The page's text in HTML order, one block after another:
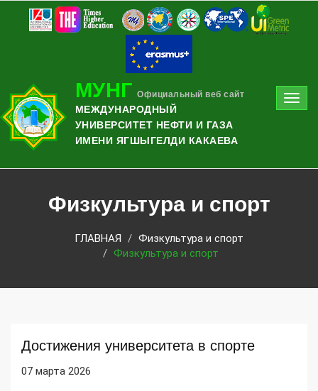
МУНГ Официальный веб сайт
МЕЖДУНАРОДНЫЙ
УНИВЕРСИТЕТ НЕФТИ И ГАЗА
ИМЕНИ ЯГШЫГЕЛДИ КАКАЕВА
Физкультура и спорт
ГЛАВНАЯ
Физкультура и спорт
Физкультура и спорт
Достижения университета в спорте
07 марта 2026